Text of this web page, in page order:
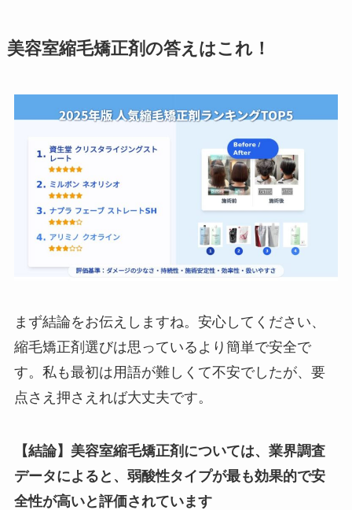
美容室縮毛矯正剤の答えはこれ！
まず結論をお伝えしますね。安心してください、
縮毛矯正剤選びは思っているより簡単で安全で
す。私も最初は用語が難しくて不安でしたが、要
点さえ押さえれば大丈夫です。
【結論】美容室縮毛矯正剤については、業界調査
データによると、弱酸性タイプが最も効果的で安
全性が高いと評価されています